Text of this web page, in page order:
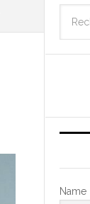
Name